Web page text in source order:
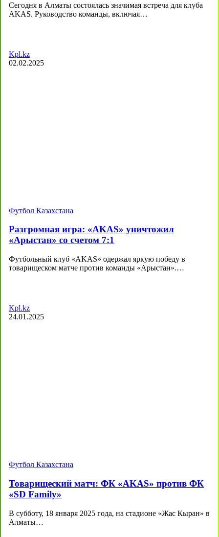
Сегодня в Алматы состоялась значимая встреча для клуба
AKAS. Руководство команды, включая…
Kpl.kz
02.02.2025
Футбол Казахстана
Разгромная игра: «AKAS» уничтожил
«Арыстан» со счетом 7:1
Футбольный клуб «AKAS» одержал яркую победу в
товарищеском матче против команды «Арыстан».…
Kpl.kz
24.01.2025
Футбол Казахстана
Товарищеский матч: ФК «AKAS» против ФК
«SD Family»
В субботу, 18 января 2025 года, на стадионе «Жас Кыран» в
Алматы…